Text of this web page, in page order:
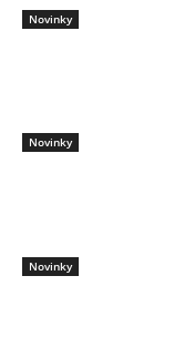
Novinky
Novinky
Novinky